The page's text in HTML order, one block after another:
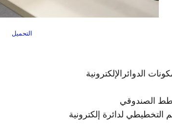
التحميل
الدوائرالإلكترونية
الصندوقي
لدائرة إلكترونية